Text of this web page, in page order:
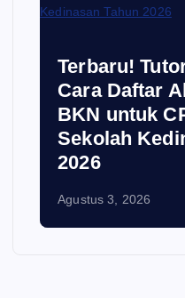
Terbaru!
Cara Daftar
BKN untuk
Sekolah
2026
Agustus 3, 2026